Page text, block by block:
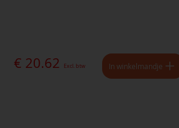
€ 20.62 Excl. btw In winkelmandje